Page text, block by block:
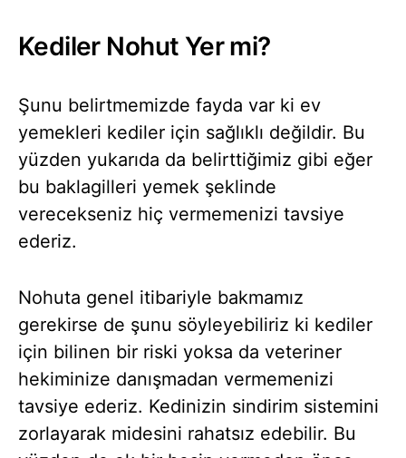
Kediler Nohut Yer mi?
Şunu belirtmemizde fayda var ki ev
yemekleri kediler için sağlıklı değildir. Bu
yüzden yukarıda da belirttiğimiz gibi eğer
bu baklagilleri yemek şeklinde
verecekseniz hiç vermemenizi tavsiye
ederiz.
Nohuta genel itibariyle bakmamız
gerekirse de şunu söyleyebiliriz ki kediler
için bilinen bir riski yoksa da veteriner
hekiminize danışmadan vermemenizi
tavsiye ederiz. Kedinizin sindirim sistemini
zorlayarak midesini rahatsız edebilir. Bu